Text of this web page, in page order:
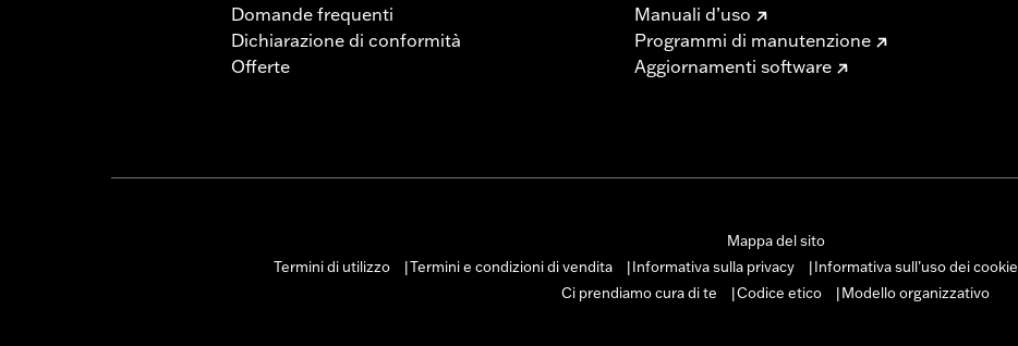
Domande frequenti
Dichiarazione di conformità
Offerte
Manuali d’uso
Programmi di manutenzione
Aggiornamenti software
Mappa del sito
Termini di utilizzo
Termini e condizioni di vendita Informativa sulla privacy Informativa sull’uso dei cookie
Ci prendiamo cura di te
Codice etico Modello organizzativo